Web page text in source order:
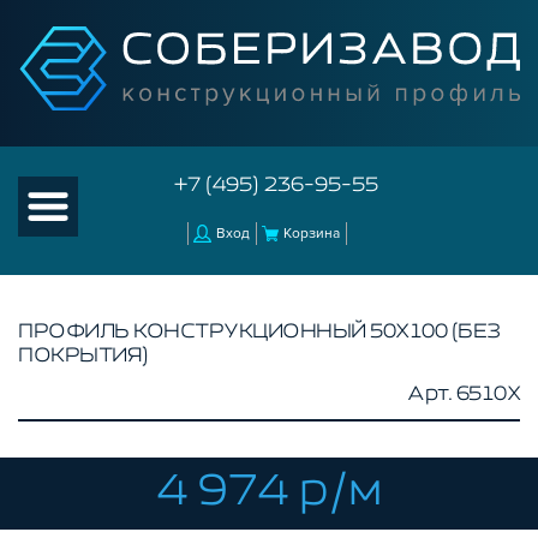
+7 (495) 236-95-55
Вход Корзина
КАТАЛОГ ТОВАРОВ
КОНСТРУКЦИОННЫЙ ПРОФИЛЬ
СЕРЕБРИСТЫЙ
ПРОФИЛЬ КОНСТРУКЦИОННЫЙ 50Х100 (БЕЗ
ПОКРЫТИЯ)
Арт. 6510X
4 974 р/м